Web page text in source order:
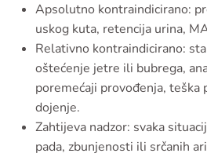
Apsolutno kontraindicirano:
uskog kuta, retencija urina,
Relativno kontraindicirano:
oštećenje jetre ili bubrega,
poremećaji provođenja, teška
dojenje.
Zahtijeva nadzor: svaka
pada, zbunjenosti ili srčanih